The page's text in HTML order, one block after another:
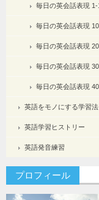
毎日の英会話表現 1-
毎日の英会話表現
毎日の英会話表現
毎日の英会話表現
毎日の英会話表現
英語をモノにする学習法
英語学習ヒストリー
英語発音練習
プロフィール